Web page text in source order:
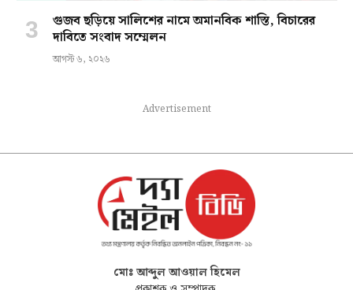
গুজব ছড়িয়ে সালিশের নামে অমানবিক শাস্তি, বিচারের
দাবিতে সংবাদ সম্মেলন
আগস্ট ৬, ২০২৬
Advertisement
মোঃ আব্দুল আওয়াল হিমেল